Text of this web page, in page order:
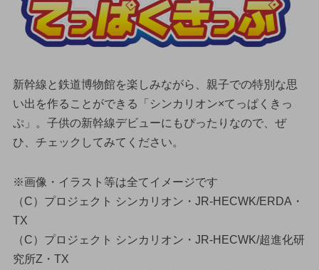
新幹線と鉄道博物館を楽しみながら、親子での特別な思
い出を作ることができる「シンカリオン×てっぱくきっ
ぷ」。子供の新幹線デビューにもぴったりなので、ぜ
ひ、チェックしてみてください。
※画像・イラスト等は全てイメージです
（C）プロジェクト シンカリオン・JR-HECWK/ERDA・
TX
（C）プロジェクト シンカリオン・JR-HECWK/超進化研
究所Z・TX